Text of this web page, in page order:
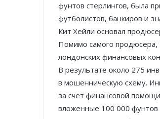
фунтов стерлингов, была
футболистов, банкиров и
Кит Хейли основал
Помимо самого продюсера,
лондонских финансовых
В результате около 275
в мошенническую схему.
за счет финансовой
вложенные 100 000 фунтов